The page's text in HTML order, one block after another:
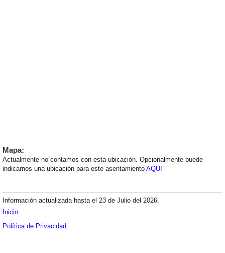
Mapa:
Actualmente no contamos con esta ubicación. Opcionalmente puede
indicarnos una ubicación para este asentamiento AQUI
Información actualizada hasta el 23 de Julio del 2026.
Inicio
Política de Privacidad